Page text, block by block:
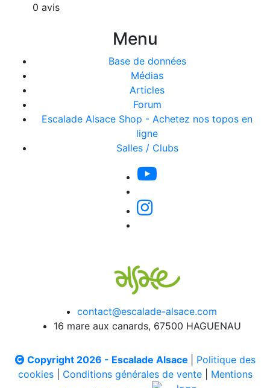
0 avis
Menu
Base de données
Médias
Articles
Forum
Escalade Alsace Shop - Achetez nos topos en
ligne
Salles / Clubs
contact@escalade-alsace.com
16 mare aux canards, 67500 HAGUENAU
Copyright 2026 - Escalade Alsace
Politique des
cookies| Conditions générales de vente| Mentions